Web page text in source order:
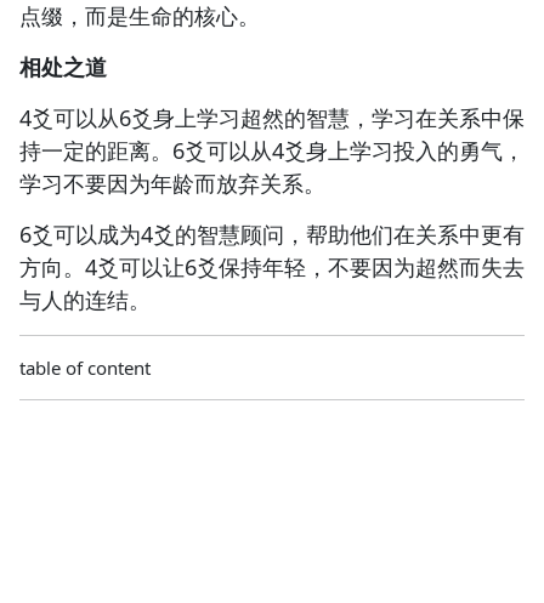
点缀，而是生命的核心。
相处之道
4爻可以从6爻身上学习超然的智慧，学习在关系中保
持一定的距离。6爻可以从4爻身上学习投入的勇气，
学习不要因为年龄而放弃关系。
6爻可以成为4爻的智慧顾问，帮助他们在关系中更有
方向。4爻可以让6爻保持年轻，不要因为超然而失去
与人的连结。
table of content